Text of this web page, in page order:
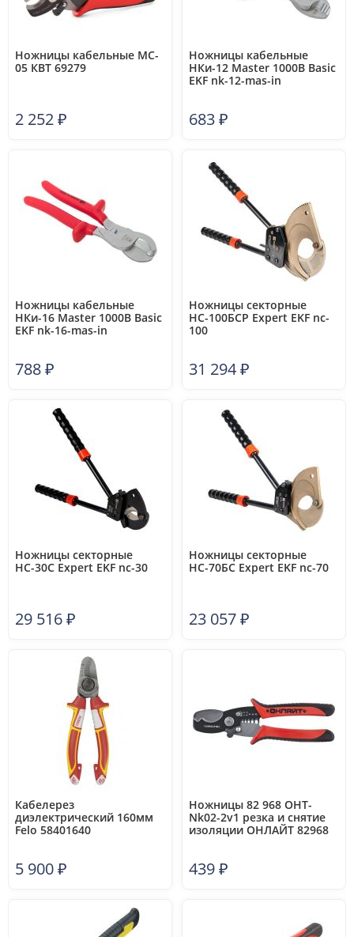
Ножницы кабельные MC-
05 КВТ 69279
2 252₽
Ножницы кабельные
НКи-12 Master 1000В Basic
EKF nk-12-mas-in
683₽
Ножницы кабельные
НКи-16 Master 1000В Basic
EKF nk-16-mas-in
788₽
Ножницы секторные
НС-100БСР Expert EKF nc-
100
31 294₽
Ножницы секторные
НС-30С Expert EKF nc-30
29 516₽
Ножницы секторные
НС-70БС Expert EKF nc-70
23 057₽
Кабелерез
диэлектрический 160мм
Felo 58401640
5 900₽
Ножницы 82 968 OHT-
Nk02-2v1 резка и снятие
изоляции ОНЛАЙТ 82968
439₽